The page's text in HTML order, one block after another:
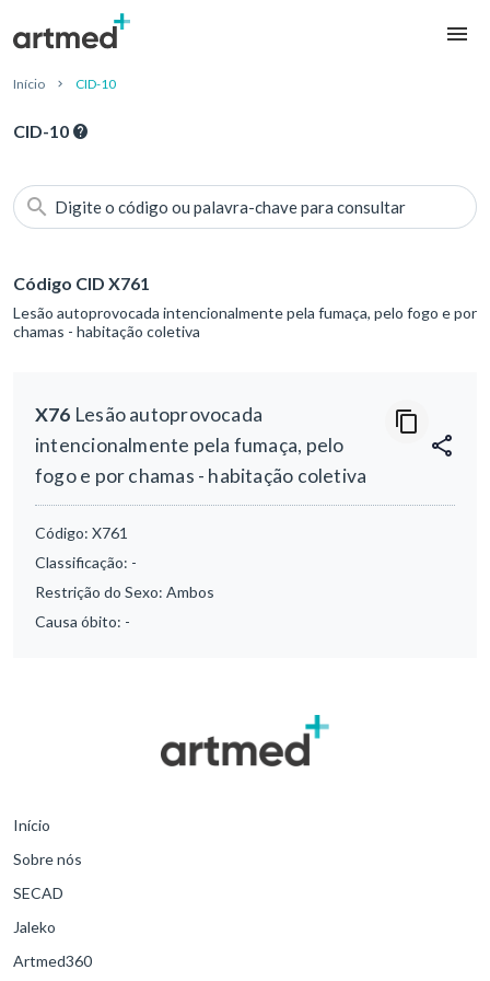
Início CID-10
CID-10
Digite o código ou palavra-chave para consultar
Código CID X761
Lesão autoprovocada intencionalmente pela fumaça, pelo fogo e por
chamas - habitação coletiva
X76 Lesão autoprovocada
intencionalmente pela fumaça, pelo
fogo e por chamas - habitação coletiva
Código: X761
Classificação: -
Restrição do Sexo: Ambos
Causa óbito: -
Início
Sobre nós
SECAD
Jaleko
Artmed360